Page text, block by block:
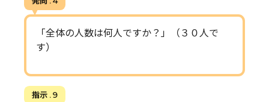
「全体の人数は何人ですか？」（３０人で
す）
指示 . 9